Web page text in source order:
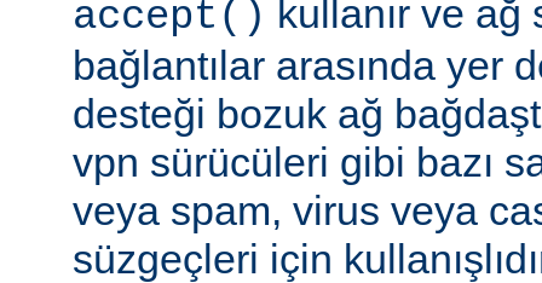
accept() kullanır ve ağ
bağlantılar arasında yer
desteği bozuk ağ
vpn sürücüleri gibi bazı
veya spam, virus veya
süzgeçleri için